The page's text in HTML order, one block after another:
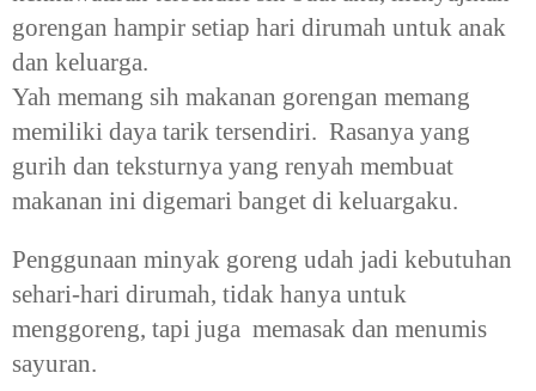
gorengan hampir setiap hari dirumah untuk anak
dan keluarga.
Yah memang sih makanan gorengan memang
memiliki daya tarik tersendiri. Rasanya yang
gurih dan teksturnya yang renyah membuat
makanan ini digemari banget di keluargaku.
Penggunaan minyak goreng udah jadi kebutuhan
sehari-hari dirumah, tidak hanya untuk
menggoreng, tapi juga memasak dan menumis
sayuran.